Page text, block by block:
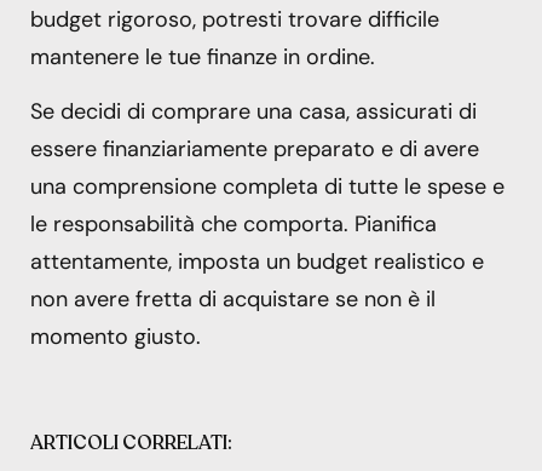
budget rigoroso, potresti trovare difficile
mantenere le tue finanze in ordine.
Se decidi di comprare una casa, assicurati di
essere finanziariamente preparato e di avere
una comprensione completa di tutte le spese e
le responsabilità che comporta. Pianifica
attentamente, imposta un budget realistico e
non avere fretta di acquistare se non è il
momento giusto.
ARTICOLI CORRELATI: